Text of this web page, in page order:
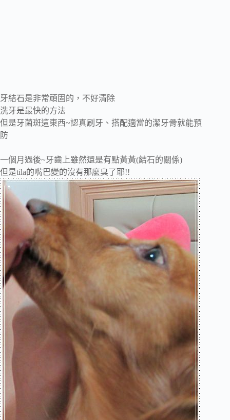
牙結石是非常頑固的，不好清除
洗牙是最快的方法
但是牙菌斑這東西~認真刷牙、搭配適當的潔牙骨就能預
防
一個月過後~牙齒上雖然還是有點黃黃(結石的關係)
但是tila的嘴巴變的沒有那麼臭了耶!!